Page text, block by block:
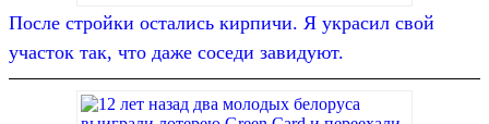
После стройки остались кирпичи. Я украсил свой
участок так, что даже соседи завидуют.